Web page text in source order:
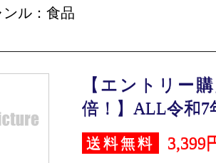
ル：食品
【エントリー
倍！】ALL令和7
送料無料 3,399